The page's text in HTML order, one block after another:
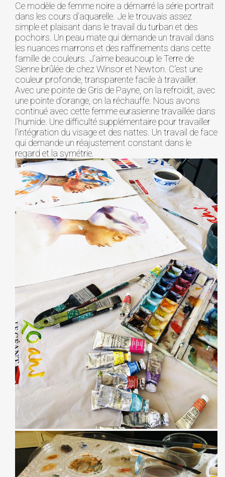
Ce modèle de femme noire a démarré la série portrait
dans les cours d’aquarelle. Je le trouvais assez
simple et plaisant dans le travail du turban et des
pochoirs. Un peau mate qui demande un travail dans
les nuances marrons et des raffinements dans cette
famille de couleurs. J’aime beaucoup le Terre de
Sienne brûlée de chez Winsor et Newton. C’est une
couleur profonde, transparente facile à travailler.
Avec une pointe de Gris de Payne, on la refroidit, avec
une pointe d’orange, on la réchauffe. Nous avons
continué avec cette femme eurasienne travaillée dans
l’humide. Une difficulté supplémentaire pour travailler
l’intégration du visage et des nattes. Un travail de face
qui demande un réajustement constant dans le
regard et la symétrie.